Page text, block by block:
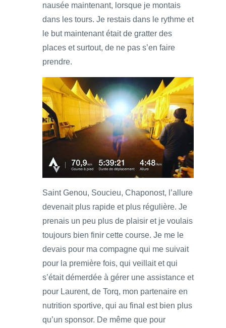
nausée maintenant, lorsque je montais
dans les tours. Je restais dans le rythme et
le but maintenant était de gratter des
places et surtout, de ne pas s’en faire
prendre.
Saint Genou, Soucieu, Chaponost, l’allure
devenait plus rapide et plus régulière. Je
prenais un peu plus de plaisir et je voulais
toujours bien finir cette course. Je me le
devais pour ma compagne qui me suivait
pour la première fois, qui veillait et qui
s’était démerdée à gérer une assistance et
pour Laurent, de Torq, mon partenaire en
nutrition sportive, qui au final est bien plus
qu’un sponsor. De même que pour